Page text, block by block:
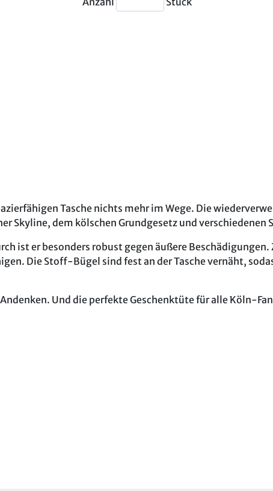
Tasche nichts mehr im Wege. Die
Skyline, dem kölschen Grundgesetz und verschiedenen
ist er besonders robust gegen äußere Beschädigungen.
Die Stoff-Bügel sind fest an der Tasche vernäht,
Und die perfekte Geschenktüte für alle Köln-